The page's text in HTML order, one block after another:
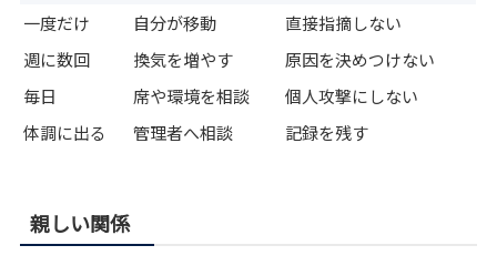
一度だけ 自分が移動
直接指摘しない
週に数回
換気を増やす
原因を決めつけない
毎日
席や環境を相談
個人攻撃にしない
体調に出る
管理者へ相談 記録を残す
親しい関係